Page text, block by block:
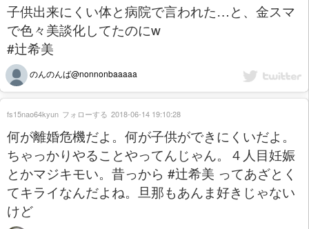
子供出来にくい体と病院で言われた…と、金スマ
で色々美談化してたのにw
#辻希美
のんのんば@nonnonbaaaaa
何が離婚危機だよ。何が子供ができにくいだよ。
ちゃっかりやることやってんじゃん。４人目妊娠
とかマジキモい。昔っから #辻希美 ってあざとく
てキライなんだよね。旦那もあんま好きじゃない
けど
fs15nao64kyun フォローする 2018-06-14 19:10:28